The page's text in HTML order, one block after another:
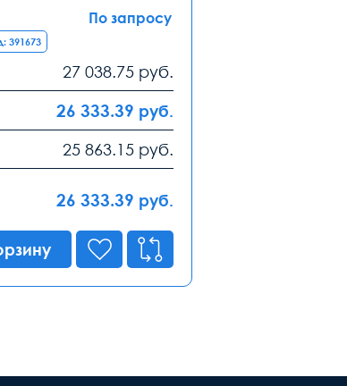
По запросу
391673
27 038.75 руб.
26 333.39 руб.
25 863.15 руб.
26 333.39 руб.